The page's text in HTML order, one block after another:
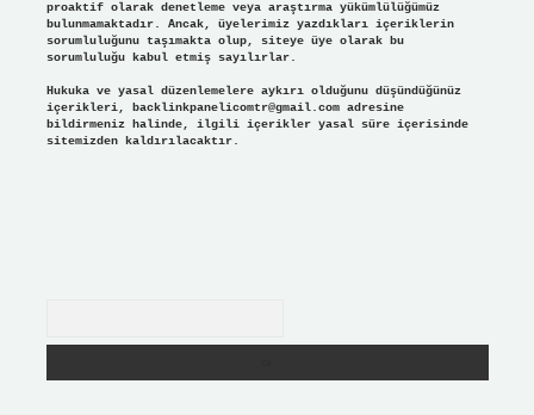
proaktif olarak denetleme veya araştırma yükümlülüğümüz
bulunmamaktadır. Ancak, üyelerimiz yazdıkları içeriklerin
sorumluluğunu taşımakta olup, siteye üye olarak bu
sorumluluğu kabul etmiş sayılırlar.
Hukuka ve yasal düzenlemelere aykırı olduğunu düşündüğünüz
içerikleri, backlinkpanelicomtr@gmail.comadresine
bildirmeniz halinde, ilgili içerikler yasal süre içerisinde
sitemizden kaldırılacaktır.